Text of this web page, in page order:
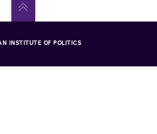
INSTITUTE OF POLITICS